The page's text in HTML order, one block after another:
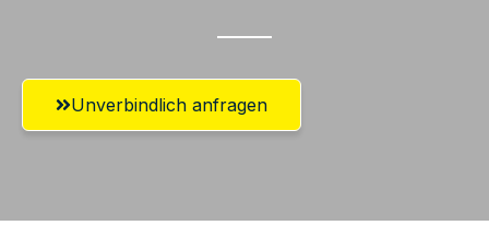
Unverbindlich anfragen